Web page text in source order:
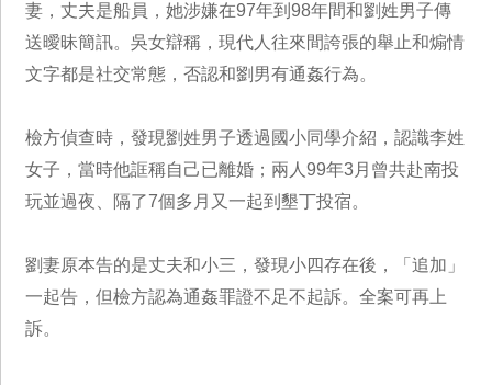
妻，丈夫是船員，她涉嫌在97年到98年間和劉姓男子傳
送曖昧簡訊。吳女辯稱，現代人往來間誇張的舉止和煽情
文字都是社交常態，否認和劉男有通姦行為。
檢方偵查時，發現劉姓男子透過國小同學介紹，認識李姓
女子，當時他誆稱自己已離婚；兩人99年3月曾共赴南投
玩並過夜、隔了7個多月又一起到墾丁投宿。
劉妻原本告的是丈夫和小三，發現小四存在後，「追加」
一起告，但檢方認為通姦罪證不足不起訴。全案可再上
訴。